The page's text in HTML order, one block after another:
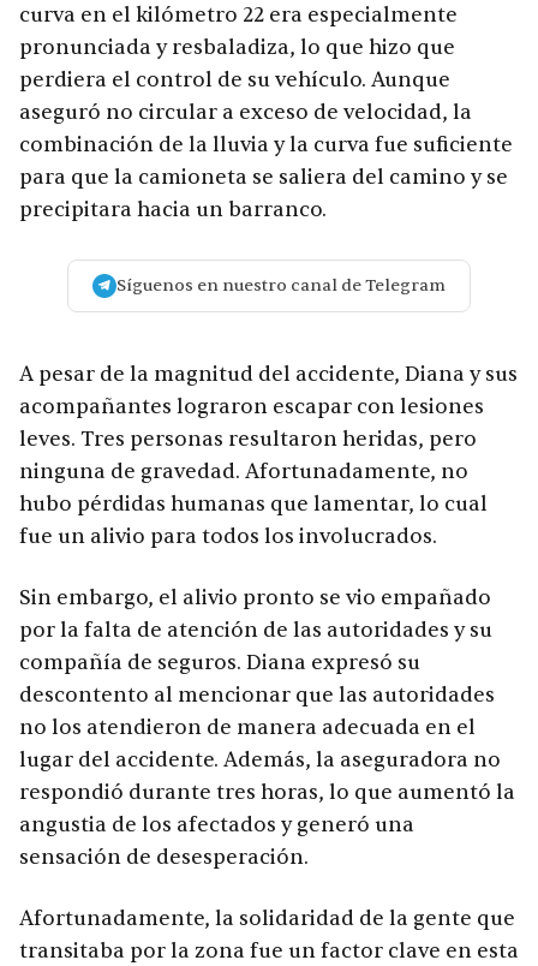
curva en el kilómetro 22 era especialmente
pronunciada y resbaladiza, lo que hizo que
perdiera el control de su vehículo. Aunque
aseguró no circular a exceso de velocidad, la
combinación de la lluvia y la curva fue suficiente
para que la camioneta se saliera del camino y se
precipitara hacia un barranco.
Síguenos en nuestro canal de Telegram
A pesar de la magnitud del accidente, Diana y sus
acompañantes lograron escapar con lesiones
leves. Tres personas resultaron heridas, pero
ninguna de gravedad. Afortunadamente, no
hubo pérdidas humanas que lamentar, lo cual
fue un alivio para todos los involucrados.
Sin embargo, el alivio pronto se vio empañado
por la falta de atención de las autoridades y su
compañía de seguros. Diana expresó su
descontento al mencionar que las autoridades
no los atendieron de manera adecuada en el
lugar del accidente. Además, la aseguradora no
respondió durante tres horas, lo que aumentó la
angustia de los afectados y generó una
sensación de desesperación.
Afortunadamente, la solidaridad de la gente que
transitaba por la zona fue un factor clave en esta